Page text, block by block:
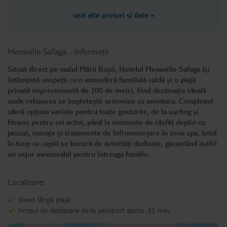
vezi alte prețuri și date »
Menaville Safaga - Informații
Situat direct pe malul Mării Roșii, Hotelul Menaville Safaga își
întâmpină oaspeții cu o atmosferă familială caldă și o plajă
privată impresionantă de 700 de metri, fiind destinația ideală
unde relaxarea se împletește armonios cu aventura. Complexul
oferă opțiuni variate pentru toate gusturile, de la surfing și
fitness pentru cei activi, până la momente de răsfăț deplin cu
jacuzzi, masaje și tratamente de înfrumusețare în zona spa, totul
în timp ce copiii se bucură de activități dedicate, garantând astfel
un sejur memorabil pentru întreaga familie.
Localizare:
direct lângă plajă
timpul de deplasare de la aeroport aprox. 45 min.